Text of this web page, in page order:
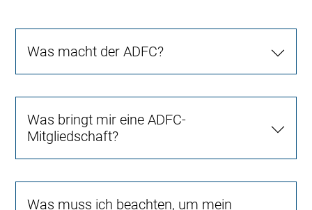
Was macht der ADFC?
Was bringt mir eine ADFC-
Mitgliedschaft?
Was muss ich beachten, um mein